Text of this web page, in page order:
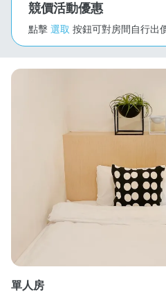
競價活動優惠
點擊 選取 按鈕可對房間自行出
單人房